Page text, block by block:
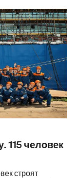
115 человек
строят